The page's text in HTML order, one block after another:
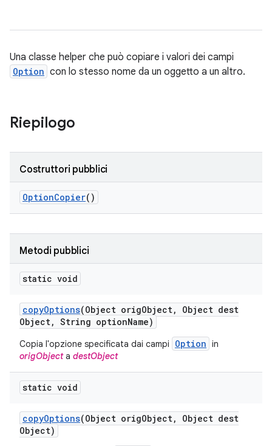
Una classe helper che può copiare i valori dei campi
Option con lo stesso nome da un oggetto a un altro.
Riepilogo
Costruttori pubblici
OptionCopier()
Metodi pubblici
static void
copyOptions(Object origObject,
Object dest
Object, String optionName)
Copia l'opzione specificata dai campi Option in
origObjecta destObject
static void
copyOptions(Object origObject,
Object dest
Object)